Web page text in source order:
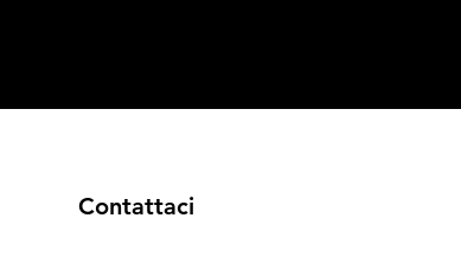
Contattaci